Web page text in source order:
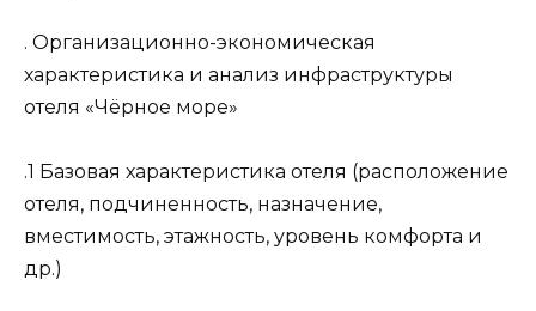
. Организационно-экономическая
характеристика и анализ инфраструктуры
отеля «Чёрное море»
.1 Базовая характеристика отеля (расположение
отеля, подчиненность, назначение,
вместимость, этажность, уровень комфорта и
др.)